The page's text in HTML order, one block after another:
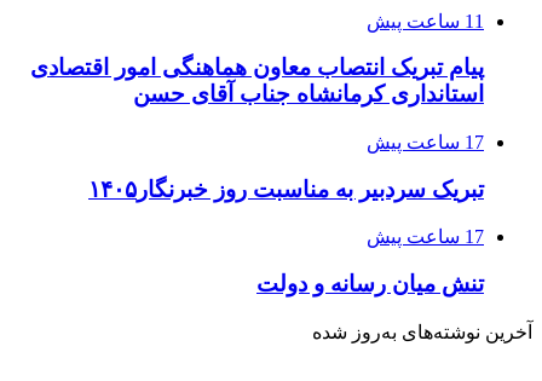
11 ساعت پیش
پیام تبریک انتصاب معاون هماهنگی امور اقتصادی
استانداری کرمانشاه جناب آقای حسن
17 ساعت پیش
تبریک سردبیر به مناسبت روز خبرنگار۱۴۰۵
17 ساعت پیش
تنش میان رسانه و دولت
آخرین نوشته‌های‌ به‌روز شده